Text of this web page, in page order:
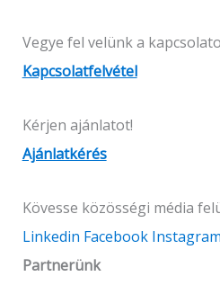
Vegye fel velünk a
Kapcsolatfelvétel
Kérjen ajánlatot!
Ajánlatkérés
Kövesse közösségi média
Linkedin Facebook Instagram
Partnerünk